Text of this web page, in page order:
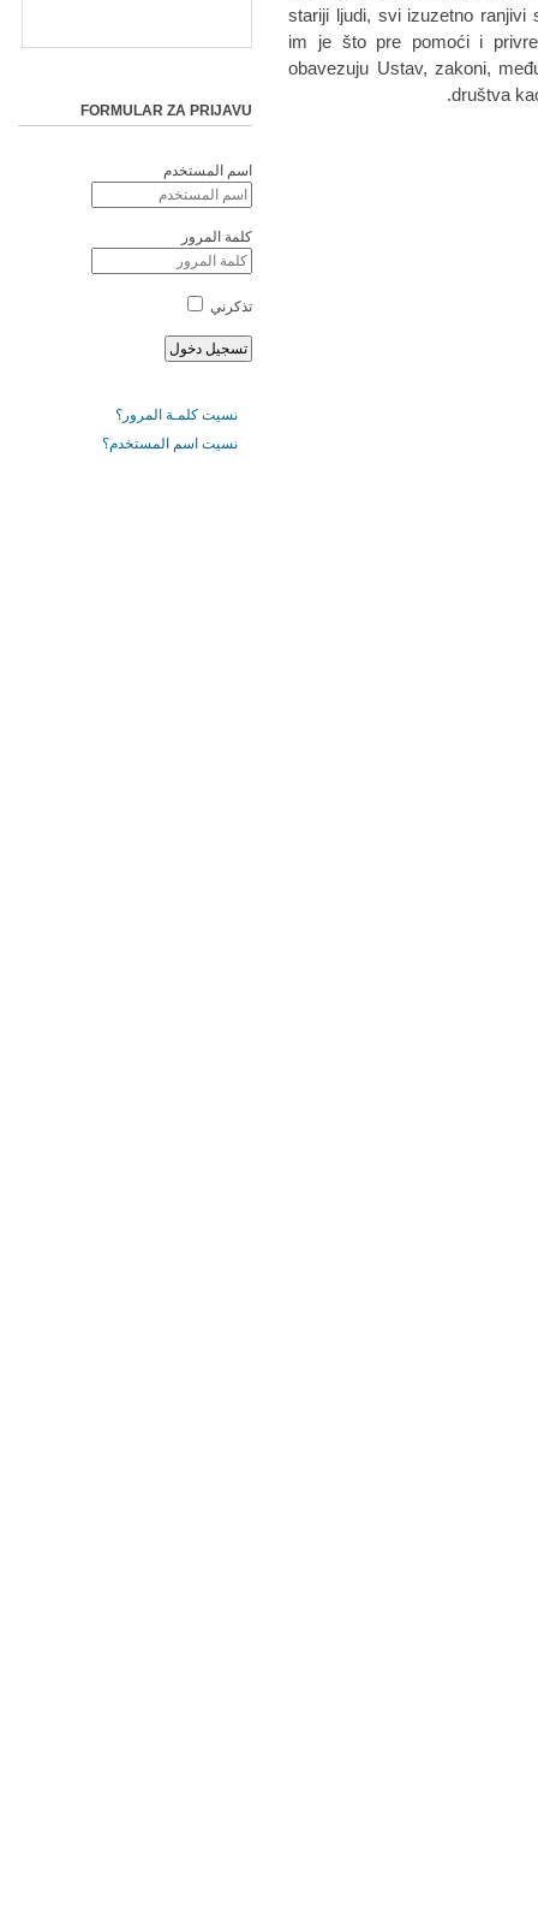
stariji ljudi, svi izuzetno ranjivi
im je što pre pomoći i
obavezuju Ustav, zakoni,
društva
FORMULAR ZA PRIJAVU
اسم المستخدم
كلمة المرور
تذكرني
نسيت كلمـة المرور؟
نسيت اسم المستخدم؟